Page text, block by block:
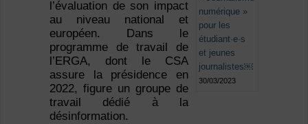
l’évaluation de son impact
au niveau national et
européen. Dans le
programme de travail de
l’ERGA, dont le CSA
assure la présidence en
2022, figure un groupe de
travail dédié à la
désinformation.
numérique »
pour les
étudiant·e·s
et jeunes
journalistes￼
30/03/2023